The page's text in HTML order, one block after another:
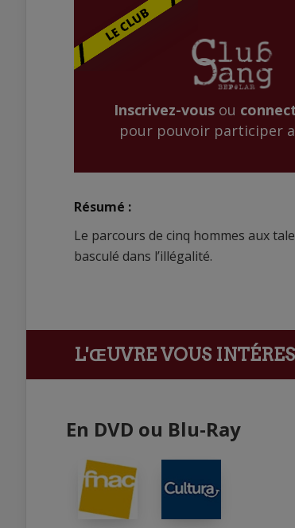
Inscrivez-vousou
pour pouvoir participer
Résumé :
Le parcours de cinq hommes aux
basculé dans l’illégalité.
L'ŒUVRE VOUS
En DVD ou Blu-Ray